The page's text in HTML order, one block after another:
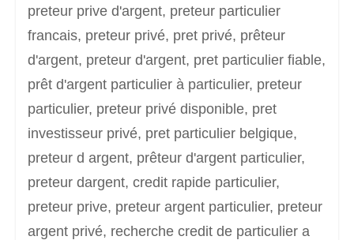
preteur prive d'argent, preteur particulier
francais, preteur privé, pret privé, prêteur
d'argent, preteur d'argent, pret particulier fiable,
prêt d'argent particulier à particulier, preteur
particulier, preteur privé disponible, pret
investisseur privé, pret particulier belgique,
preteur d argent, prêteur d'argent particulier,
preteur dargent, credit rapide particulier,
preteur prive, preteur argent particulier, preteur
argent privé, recherche credit de particulier a